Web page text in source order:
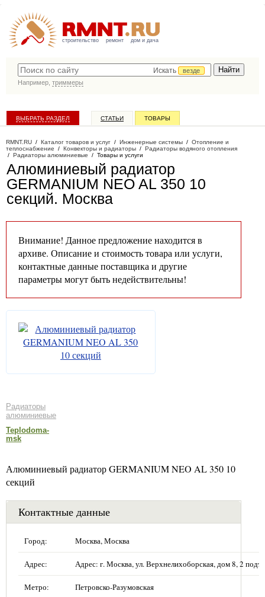
строительство ремонт дом и дача
Искать
везде
Например, триммеры
ВЫБРАТЬ РАЗДЕЛ СТАТЬИ ТОВАРЫ
RMNT.RU / Каталог товаров и услуг / Инженерные системы / Отопление и
теплоснабжение / Конвекторы и радиаторы / Радиаторы водяного отопления
/ Радиаторы алюминиевые / Товары и услуги
Алюминиевый радиатор
GERMANIUM NEO AL 350 10
секций. Москва
Внимание! Данное предложение находится в
архиве. Описание и стоимость товара или услуги,
контактные данные поставщика и другие
параметры могут быть недействительны!
Радиаторы
алюминиевые
Teplodoma-
msk
Алюминиевый радиатор GERMANIUM NEO AL 350 10
секций
Контактные данные
Город: Москва, Москва
Адрес: Адрес: г. Москва, ул. Верхнелихоборская, дом 8, 2
Метро: Петровско-Разумовская